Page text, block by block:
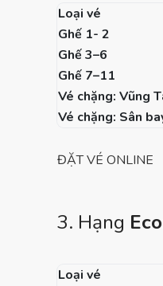
Loại vé
Ghế 1- 2
Ghế 3–6
Ghế 7–11
Vé chặng: Vũng
Vé chặng: Sân
ĐẶT VÉ ONLINE
3. Hạng
Loại vé